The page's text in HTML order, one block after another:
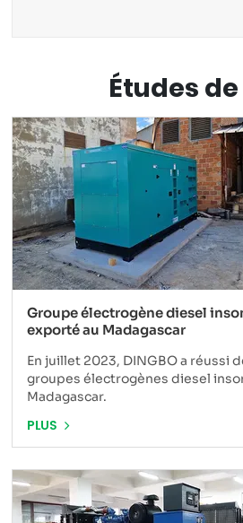
Études
Groupe électrogène diesel
exporté au Madagascar
En juillet 2023, DINGBO a réussi
groupes électrogènes diesel
Madagascar.
PLUS